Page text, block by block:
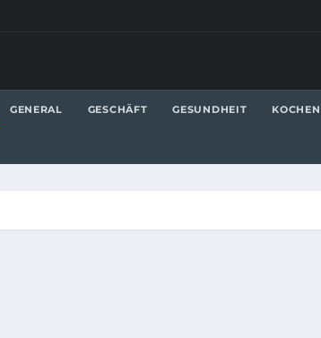
GENERAL GESCHÄFT GESUNDHEIT KOCHEN